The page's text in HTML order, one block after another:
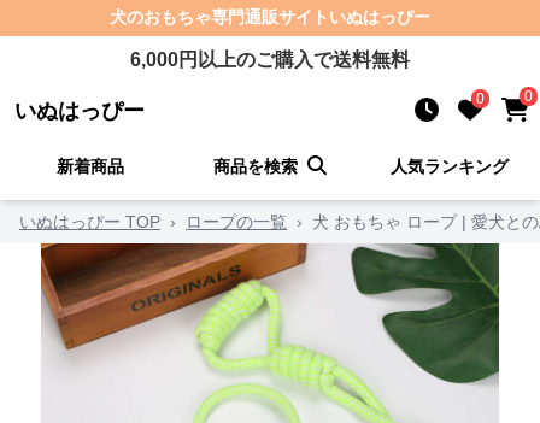
犬のおもちゃ専門通販サイト いぬはっぴー
6,000円以上のご購入で送料無料
いぬはっぴー 0 0
新着商品 商品を検索 人気ランキング
いぬはっぴー TOP › ロープの一覧 › 犬 おもちゃ ロープ | 愛犬と